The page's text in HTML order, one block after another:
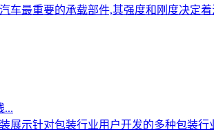
车最重要的承载部件,其强度和刚度决定
...
展示针对包装行业用户开发的多种包装